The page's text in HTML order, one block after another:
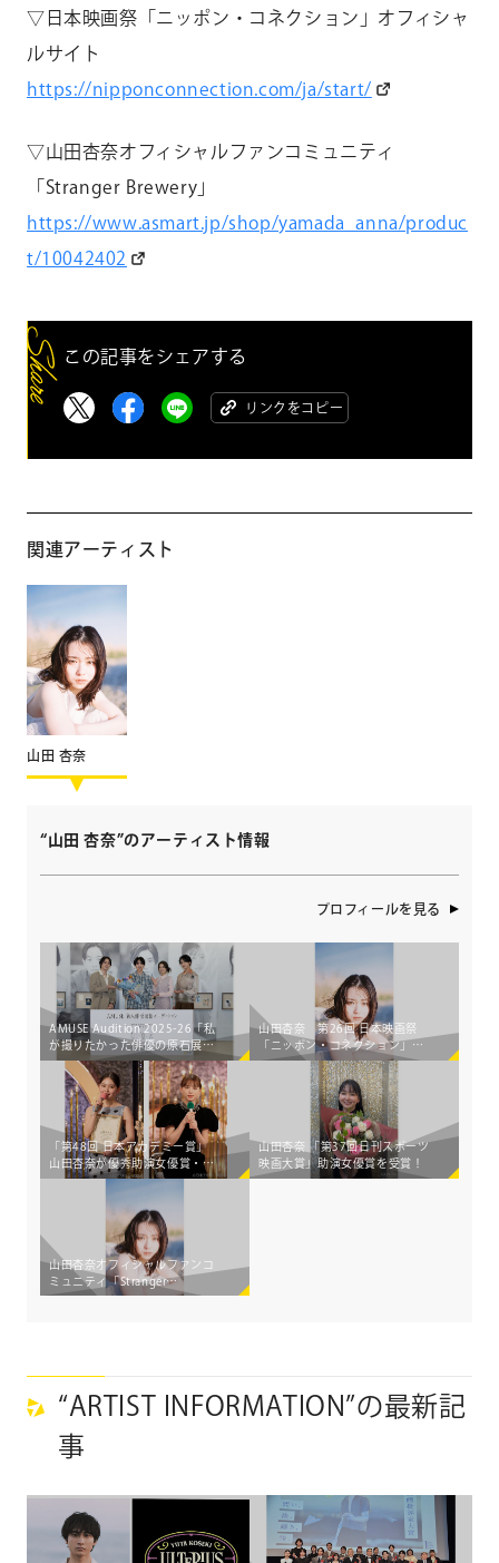
▽日本映画祭「ニッポン・コネクション」オフィシャ
ルサイト
https://nipponconnection.com/ja/start/
▽山田杏奈オフィシャルファンコミュニティ
「Stranger Brewery」
https://www.asmart.jp/shop/yamada_anna/produc
t/10042402
この記事をシェアする
リンクをコピー
関連アーティスト
山田 杏奈
“山田 杏奈”のアーティスト情報
プロフィールを見る
AMUSE Audition 2025-26「私
が撮りたかった俳優の原石展」
グランプリは宮城県出身 大友隆
佑さん・15歳に決定！
山田杏奈 第26回 日本映画祭
「ニッポン・コネクション」に
て「ニッポン・ライジングスタ
ー賞」を受賞！
「第48回 日本アカデミー賞」
山田杏奈が優秀助演女優賞・新
人俳優賞、清原果耶が優秀助演
山田杏奈 「第37回日刊スポーツ
映画大賞」助演女優賞を受賞！
山田杏奈オフィシャルファンコ
ミュニティ「Stranger
Brewery」開設！コミュニティ参
“ARTIST INFORMATION”の最新記
事